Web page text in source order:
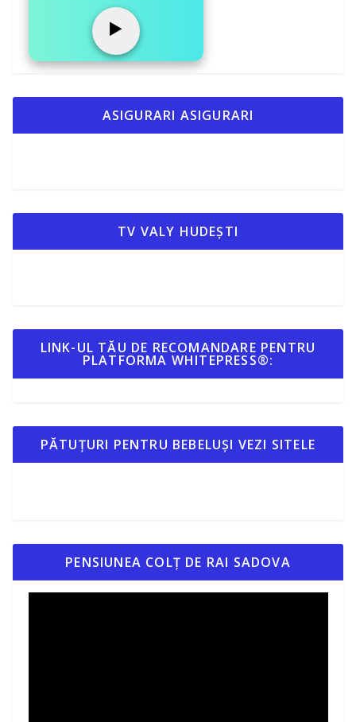
▶️
ASIGURARI ASIGURARI
TV VALY HUDEȘTI
LINK-UL TĂU DE RECOMANDARE PENTRU
PLATFORMA WHITEPRESS®:
PĂTUȚURI PENTRU BEBELUȘI VEZI SITELE
PENSIUNEA COLȚ DE RAI SADOVA